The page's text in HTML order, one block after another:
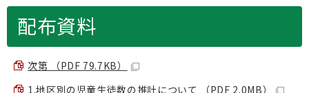
配布資料
次第 （PDF 79.7KB）
1.地区別の児童生徒数の推計について （PDF 2.0MB）